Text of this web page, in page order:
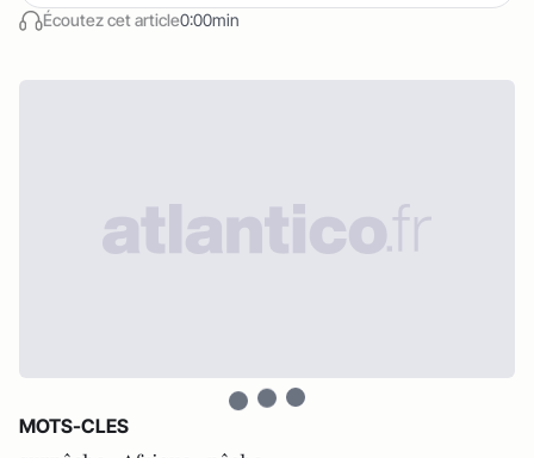
Écoutez cet article0:00min
MOTS-CLES